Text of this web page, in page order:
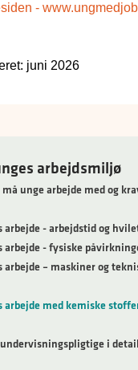
arbejdsmiljø
unge arbejde med og
arbejde - arbejdstid og
arbejde - fysiske
arbejde – maskiner og
arbejde med kemiske
i
-
juni 2026